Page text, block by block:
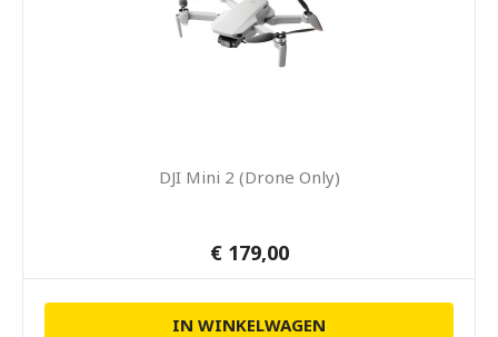
DJI Mini 2 (Drone Only)
€ 179,00
IN WINKELWAGEN